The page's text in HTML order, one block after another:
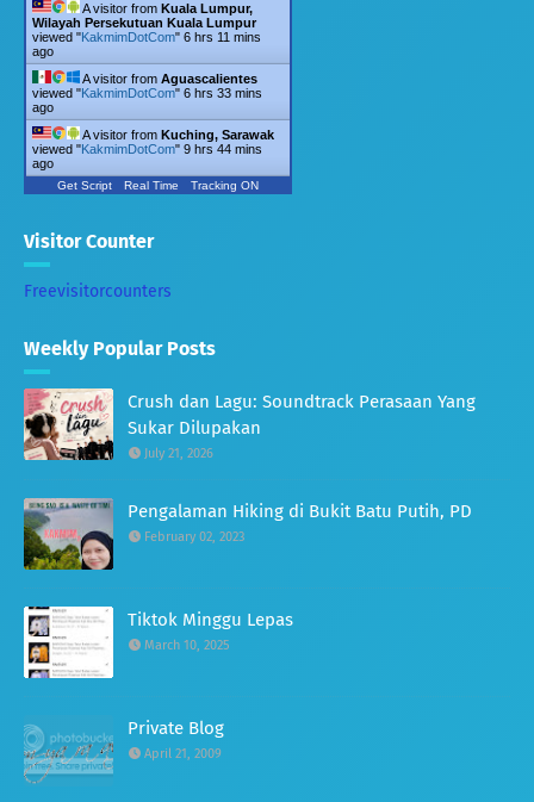
A visitor from Kuala Lumpur,
Wilayah Persekutuan Kuala Lumpur
viewed "KakmimDotCom" 6 hrs 11 mins
ago
A visitor from Aguascalientes
viewed "KakmimDotCom" 6 hrs 33 mins
ago
A visitor from Kuching, Sarawak
viewed "KakmimDotCom" 9 hrs 44 mins
ago
Get Script Real Time Tracking ON
Visitor Counter
Freevisitorcounters
Weekly Popular Posts
Crush dan Lagu: Soundtrack Perasaan Yang
Sukar Dilupakan
July 21, 2026
Pengalaman Hiking di Bukit Batu Putih, PD
February 02, 2023
Tiktok Minggu Lepas
March 10, 2025
Private Blog
April 21, 2009